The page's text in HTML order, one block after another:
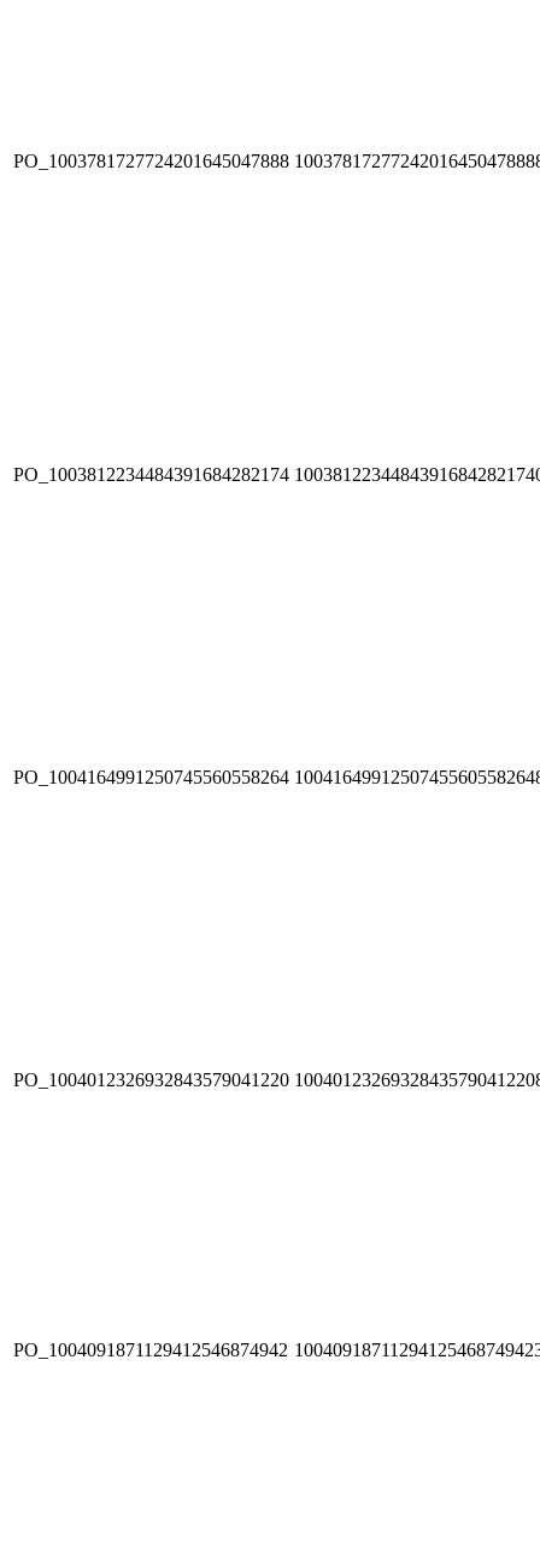
PO_1003781727724201645047888
PO_1003812234484391684282174
PO_1004164991250745560558264
PO_1004012326932843579041220
PO_1004091871129412546874942